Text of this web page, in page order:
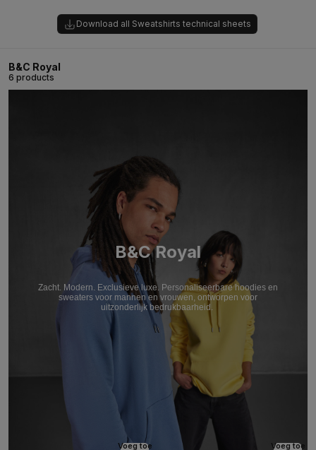
Download all Sweatshirts technical sheets
B&C Royal
6 products
B&C Royal
Zacht. Modern. Exclusieve luxe. Personaliseerbare hoodies en
sweaters voor mannen en vrouwen, ontworpen voor
uitzonderlijk bedrukbaarheid.
Voeg toe
Voeg toe